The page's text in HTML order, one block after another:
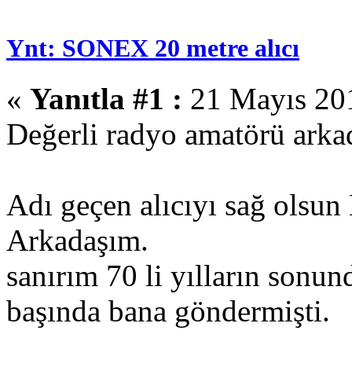
Ynt: SONEX 20 metre alıcı
« Yanıtla #1 : 21 Mayıs
Değerli radyo amatörü
Adı geçen alıcıyı sağ
Arkadaşım.
sanırım 70 li yılların
başında bana göndermişti.